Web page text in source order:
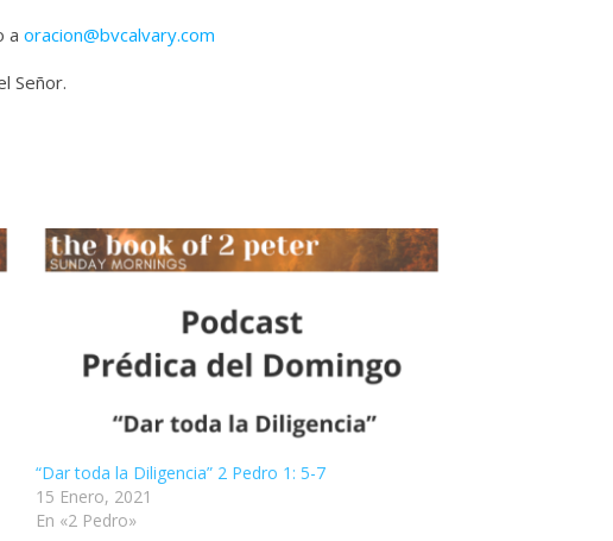
a oracion@bvcalvary.com
Señor.
“Dar toda la Diligencia” 2 Pedro 1: 5-7
15 Enero, 2021
En «2 Pedro»